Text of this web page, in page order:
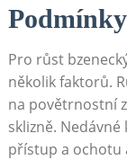
Pro růst‍
několik‍ faktorů.
na povětrnostní
sklizně.
přístup a ochotu